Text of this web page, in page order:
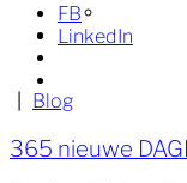
Tips
FB
LinkedIn
Blog
365 nieuwe